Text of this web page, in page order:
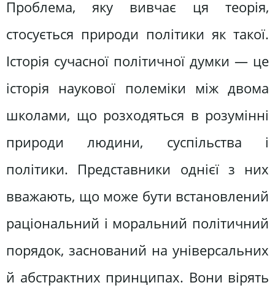
Проблема, яку вивчає ця теорія,
стосується природи політики як такої.
Історія сучасної політичної думки — це
історія наукової полеміки між двома
школами, що розходяться в розумінні
природи людини, суспільства і
політики. Представники однієї з них
вважають, що може бути встановлений
раціональний і моральний політичний
порядок, заснований на універсальних
й абстрактних принципах. Вони вірять